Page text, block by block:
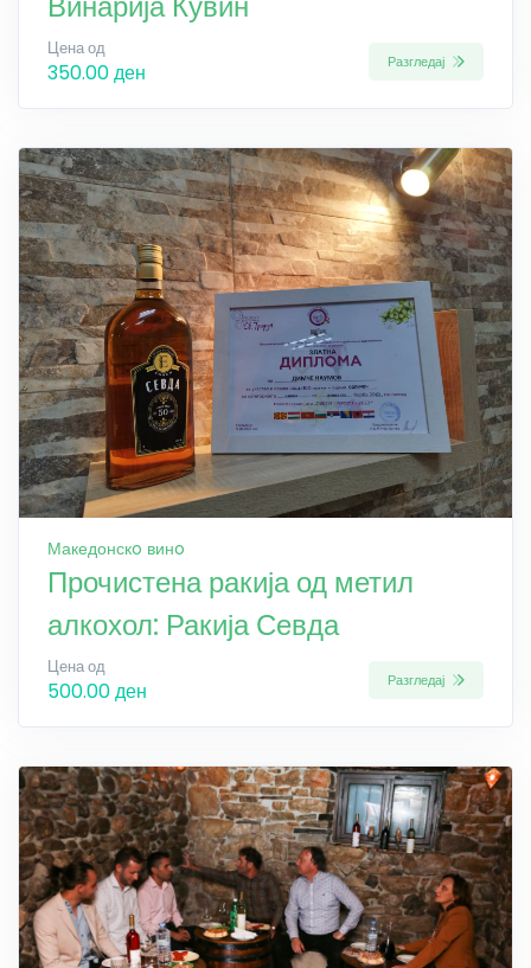
Цена од
350.00 ден Разгледај
Македонскo винo
Прочистена ракија од метил
алкохол: Ракија Севда
Цена од
500.00 ден Разгледај